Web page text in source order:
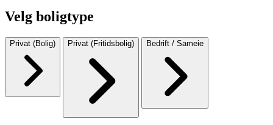
Velg boligtype
Privat (Bolig) Privat (Fritidsbolig) Bedrift / Sameie